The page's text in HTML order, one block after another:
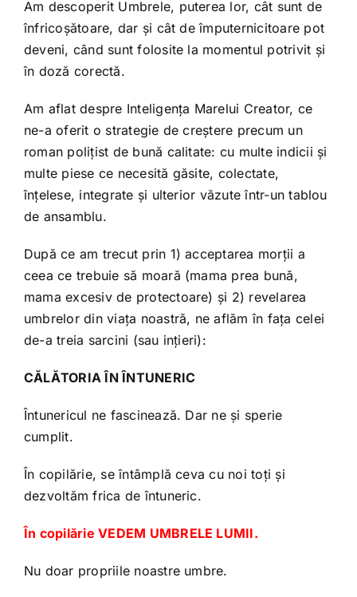
Shop
Tratamente naturale
Iubim fructele
Am descoperit Umbrele, puterea lor, cât sunt de
înfricoșătoare, dar și cât de împuternicitoare pot
deveni, când sunt folosite la momentul potrivit și
în doză corectă.
Am aflat despre Inteligența Marelui Creator, ce
ne-a oferit o strategie de creștere precum un
roman polițist de bună calitate: cu multe indicii și
multe piese ce necesită găsite, colectate,
înțelese, integrate și ulterior văzute într-un tablou
de ansamblu.
După ce am trecut prin 1) acceptarea morții a
ceea ce trebuie să moară (mama prea bună,
mama excesiv de protectoare) și 2) revelarea
umbrelor din viața noastră, ne aflăm în fața celei
de-a treia sarcini (sau ințieri):
CĂLĂTORIA ÎN ÎNTUNERIC
Întunericul ne fascinează. Dar ne și sperie
cumplit.
În copilărie, se întâmplă ceva cu noi toți și
dezvoltăm frica de întuneric.
În copilărie VEDEM UMBRELE LUMII.
Nu doar propriile noastre umbre.